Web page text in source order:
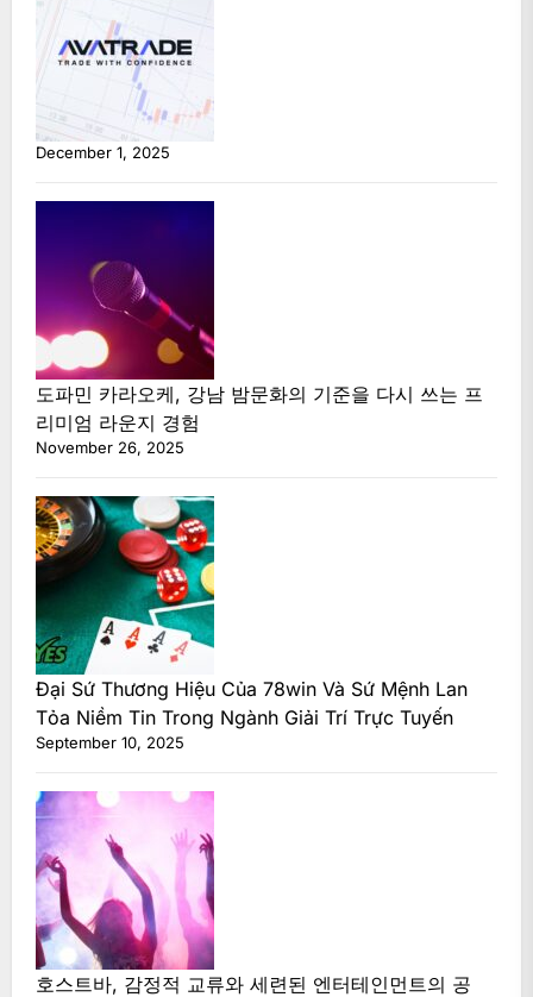
December 1, 2025
도파민 카라오케, 강남 밤문화의 기준을 다시 쓰는 프
리미엄 라운지 경험
November 26, 2025
Đại Sứ Thương Hiệu Của 78win Và Sứ Mệnh Lan
Tỏa Niềm Tin Trong Ngành Giải Trí Trực Tuyến
September 10, 2025
호스트바, 감정적 교류와 세련된 엔터테인먼트의 공